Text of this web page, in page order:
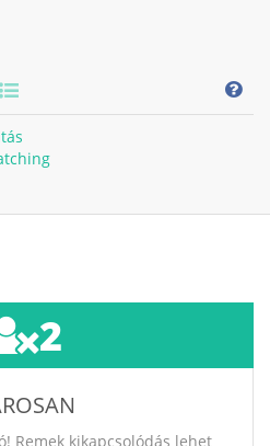
2
Remek kikapcsolódás lehet